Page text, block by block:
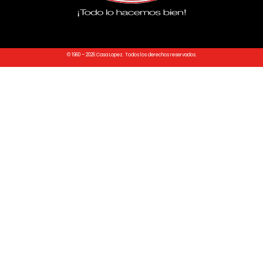
© 1960 – 2026 Casa Lopez. Todos los derechos reservados.